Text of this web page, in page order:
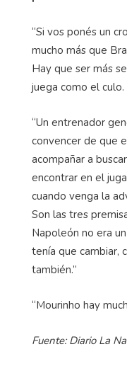
“Si vos ponés un
mucho más que
Hay que ser más
juega como el culo.
“Un entrenador
convencer de que
acompañar a
encontrar en el
cuando venga la
Son las tres
Napoleón no era
tenía que cambiar,
también.”
“Mourinho hay
Fuente: Diario La